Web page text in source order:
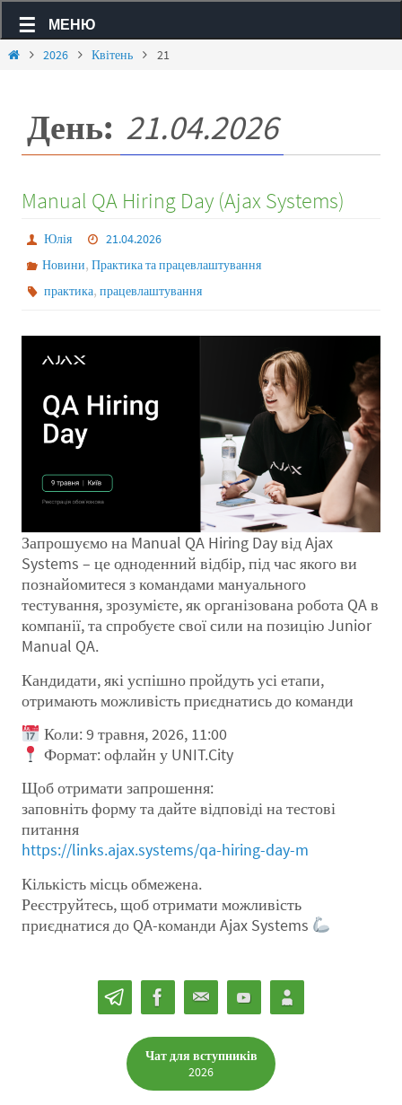
МЕНЮ
2026 Квітень 21
День: 21.04.2026
Manual QA Hiring Day (Ajax Systems)
Юлія
21.04.2026
Новини,Практика та працевлаштування
практика,працевлаштування
Запрошуємо на Manual QA Hiring Day від Ajax
Systems – це одноденний відбір, під час якого ви
познайомитеся з командами мануального
тестування, зрозумієте, як організована робота QA в
компанії, та спробуєте свої сили на позицію Junior
Manual QA.
Кандидати, які успішно пройдуть усі етапи,
отримають можливість приєднатись до команди
Коли: 9 травня, 2026, 11:00
Формат: офлайн у UNIT.City
Щоб отримати запрошення:
заповніть форму та дайте відповіді на тестові
питання
https://links.ajax.systems/qa-hiring-day-m
Кількість місць обмежена.
Реєструйтесь, щоб отримати можливість
приєднатися до QA-команди Ajax Systems
Чат для вступників
2026